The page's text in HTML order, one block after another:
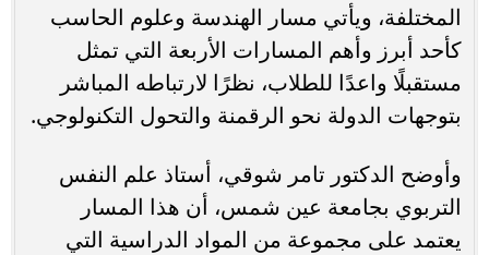
المختلفة، ويأتي مسار الهندسة وعلوم الحاسب
كأحد أبرز وأهم المسارات الأربعة التي تمثل
مستقبلًا واعدًا للطلاب، نظرًا لارتباطه المباشر
بتوجهات الدولة نحو الرقمنة والتحول التكنولوجي.
وأوضح الدكتور تامر شوقي، أستاذ علم النفس
التربوي بجامعة عين شمس، أن هذا المسار
يعتمد على مجموعة من المواد الدراسية التي